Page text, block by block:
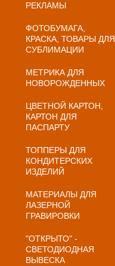
РЕКЛАМЫ
ФОТОБУМАГА,
КРАСКА, ТОВАРЫ ДЛЯ
СУБЛИМАЦИИ
МЕТРИКА ДЛЯ
НОВОРОЖДЕННЫХ
ЦВЕТНОЙ КАРТОН,
КАРТОН ДЛЯ
ПАСПАРТУ
ТОППЕРЫ ДЛЯ
КОНДИТЕРСКИХ
ИЗДЕЛИЙ
МАТЕРИАЛЫ ДЛЯ
ЛАЗЕРНОЙ
ГРАВИРОВКИ
"ОТКРЫТО" -
СВЕТОДИОДНАЯ
ВЫВЕСКА